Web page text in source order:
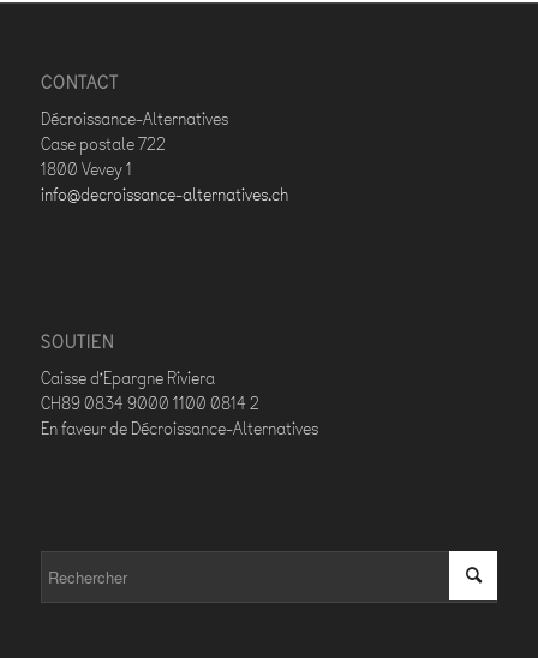
CONTACT
Décroissance-Alternatives
Case postale 722
1800 Vevey 1
info@decroissance-alternatives.ch
SOUTIEN
Caisse d’Epargne Riviera
CH89 0834 9000 1100 0814 2
En faveur de Décroissance-Alternatives